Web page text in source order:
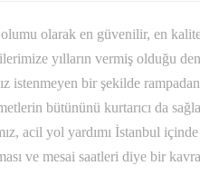
olarak en güvenilir, en
yılların vermiş olduğu
istenmeyen bir şekilde
bütününü kurtarıcı da
acil yol yardımı İstanbul
ve mesai saatleri diye bir